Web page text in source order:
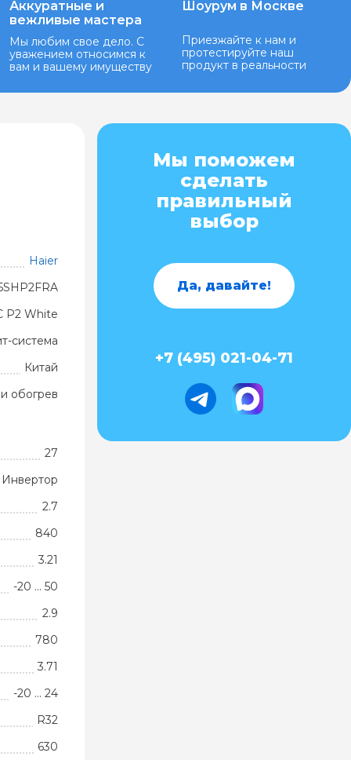
Аккуратные и
вежливые мастера
Мы любим свое дело. С
уважением относимся к
вам и вашему имуществу
Шоурум в Москве
Приезжайте к нам и
протестируйте наш
продукт в реальности
Haier
P2 White
система
Китай
обогрев
27
Инвертор
2.7
840
3.21
-20 … 50
2.9
780
3.71
-20 … 24
R32
630
Мы поможем
сделать
правильный
выбор
Да, давайте!
+7 (495) 021-04-71